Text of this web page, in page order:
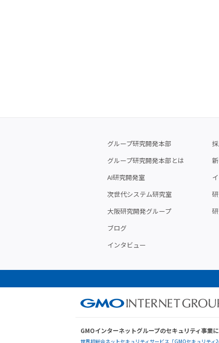
グループ研究開発本部
グループ研究開発本部とは
AI研究開発室
次世代システム研究室
大阪研究開発グループ
ブログ
インタビュー
GMOインターネットグループのセキュリティ事業
世界初総合ネットセキュリティサービス「GMOセキュリティ